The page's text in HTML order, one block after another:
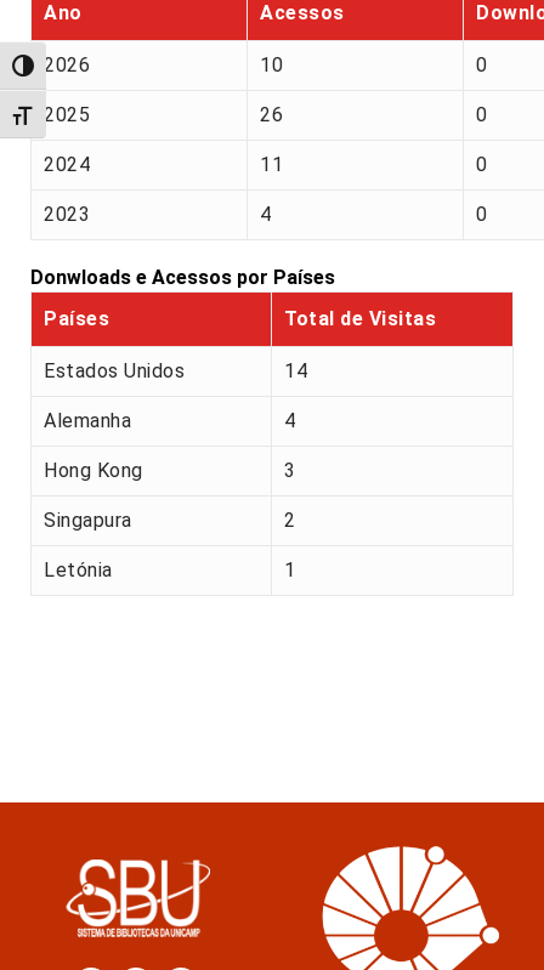
Alternar alto contraste
Alternar tamanho da fonte
Ano Acessos
2026 10 0
2025 26 0
2024 11 0
2023 4 0
Donwloads e Acessos por Países
Países
Total de Visitas
Estados Unidos 14
Alemanha 4
Hong Kong 3
Singapura 2
Letónia 1